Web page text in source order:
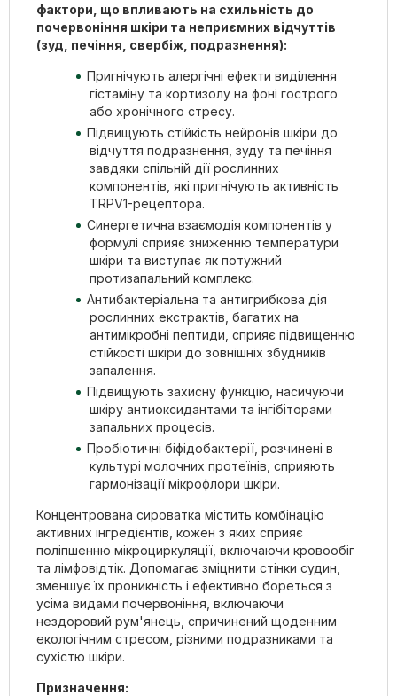
фактори, що впливають на схильність до
почервоніння шкіри та неприємних відчуттів
(зуд, печіння, свербіж, подразнення):
Пригнічують алергічні ефекти виділення
гістаміну та кортизолу на фоні гострого
або хронічного стресу.
Підвищують стійкість нейронів шкіри до
відчуття подразнення, зуду та печіння
завдяки спільній дії рослинних
компонентів, які пригнічують активність
TRPV1-рецептора.
Синергетична взаємодія компонентів у
формулі сприяє зниженню температури
шкіри та виступає як потужний
протизапальний комплекс.
Антибактеріальна та антигрибкова дія
рослинних екстрактів, багатих на
антимікробні пептиди, сприяє підвищенню
стійкості шкіри до зовнішніх збудників
запалення.
Підвищують захисну функцію, насичуючи
шкіру антиоксидантами та інгібіторами
запальних процесів.
Пробіотичні біфідобактерії, розчинені в
культурі молочних протеїнів, сприяють
гармонізації мікрофлори шкіри.
Концентрована сироватка містить комбінацію
активних інгредієнтів, кожен з яких сприяє
поліпшенню мікроциркуляції, включаючи кровообіг
та лімфовідтік. Допомагає зміцнити стінки судин,
зменшує їх проникність і ефективно бореться з
усіма видами почервоніння, включаючи
нездоровий рум'янець, спричинений щоденним
екологічним стресом, різними подразниками та
сухістю шкіри.
Призначення: